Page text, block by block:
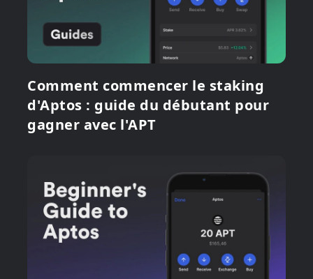
Comment commencer le staking
d'Aptos : guide du débutant pour
gagner avec l'APT